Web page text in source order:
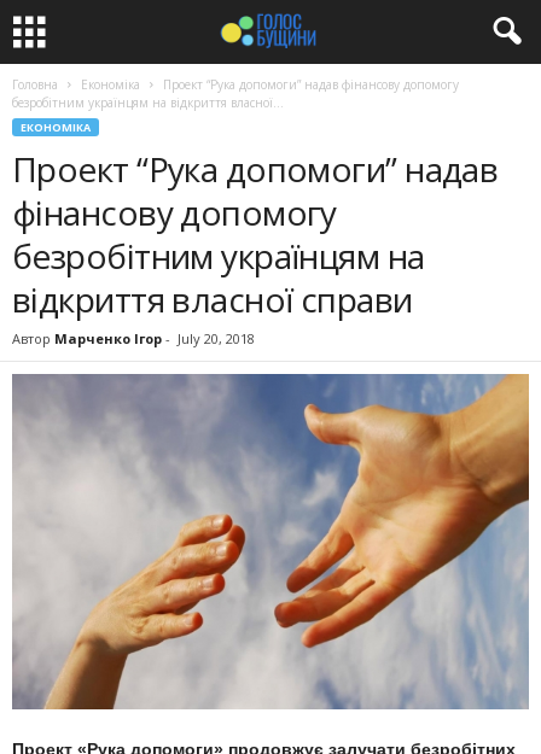
Головна Економіка
Проект “Рука допомоги” надав фінансову допомогу
безробітним українцям на відкриття власної...
ЕКОНОМІКА
Проект “Рука допомоги” надав
фінансову допомогу
безробітним українцям на
відкриття власної справи
Автор Марченко Ігор - July 20, 2018
Проект «Рука допомоги» продовжує залучати безробітних